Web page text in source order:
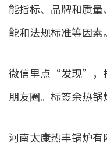
能指标、品牌和质
能和法规标准等因素。
微信里点“发现”，
朋友圈。标签余热锅
河南太康热丰锅炉